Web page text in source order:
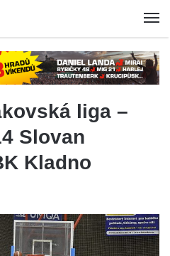
liga –
Slovan
Kladno